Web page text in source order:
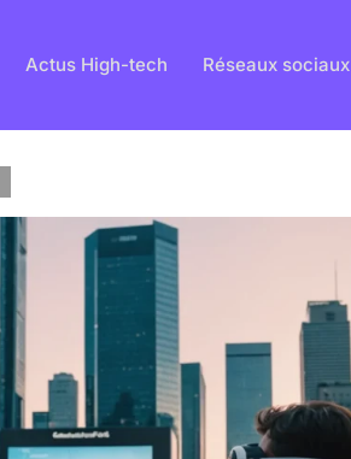
Actus High-tech Réseaux sociaux